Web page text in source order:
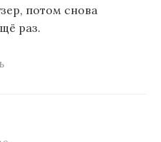
потом снова
раз.